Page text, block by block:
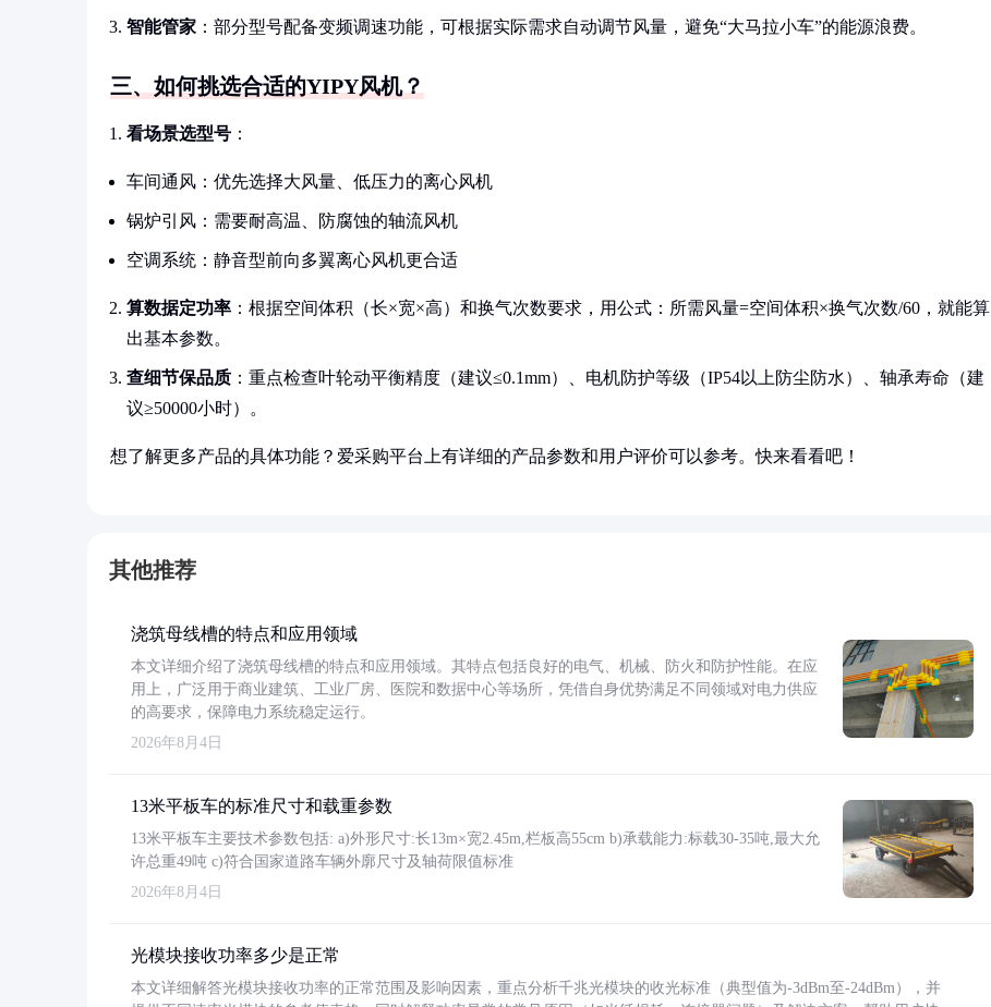
智能管家 ：部分型号配备变频调速功能，可根据实际需求自动调节风量，避免“大马拉小车”的能源浪费。
三、如何挑选合适的YIPY风机？
看场景选型号 ：
车间通风：优先选择大风量、低压力的离心风机
锅炉引风：需要耐高温、防腐蚀的轴流风机
空调系统：静音型前向多翼离心风机更合适
算数据定功率 ：根据空间体积（长×宽×高）和换气次数要求，用公式：所需风量=空间体积×换气次数/60，就能算
出基本参数。
查细节保品质 ：重点检查叶轮动平衡精度（建议≤0.1mm）、电机防护等级（IP54以上防尘防水）、轴承寿命（建
议≥50000小时）。
想了解更多产品的具体功能？爱采购平台上有详细的产品参数和用户评价可以参考。快来看看吧！
其他推荐
浇筑母线槽的特点和应用领域
本文详细介绍了浇筑母线槽的特点和应用领域。其特点包括良好的电气、机械、防火和防护性能。在应
用上，广泛用于商业建筑、工业厂房、医院和数据中心等场所，凭借自身优势满足不同领域对电力供应
的高要求，保障电力系统稳定运行。
2026年8月4日
13米平板车的标准尺寸和载重参数
13米平板车主要技术参数包括: a)外形尺寸:长13m×宽2.45m,栏板高55cm b)承载能力:标载30-35吨,最大允
许总重49吨 c)符合国家道路车辆外廓尺寸及轴荷限值标准
2026年8月4日
光模块接收功率多少是正常
本文详细解答光模块接收功率的正常范围及影响因素，重点分析千兆光模块的收光标准（典型值为-3dBm至-24dBm），并